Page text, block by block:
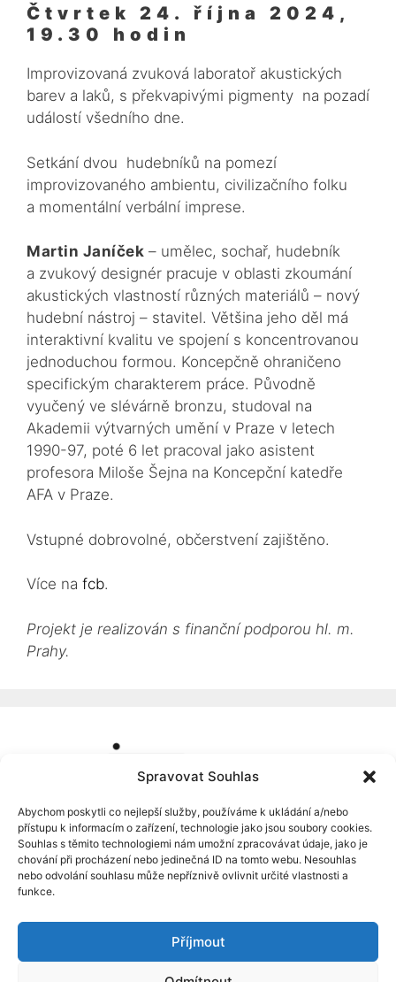
Spravovat Souhlas
Abychom poskytli co nejlepší služby, používáme k ukládání a/nebo
přístupu k informacím o zařízení, technologie jako jsou soubory cookies.
Souhlas s těmito technologiemi nám umožní zpracovávat údaje, jako je
chování při procházení nebo jedinečná ID na tomto webu. Nesouhlas
nebo odvolání souhlasu může nepříznivě ovlivnit určité vlastnosti a
funkce.
Příjmout
Čtvrtek 24. října 2024,
19.30 hodin
Improvizovaná zvuková laboratoř akustických
barev a laků, s překvapivými pigmenty na pozadí
událostí všedního dne.
Setkání dvou hudebníků na pomezí
improvizovaného ambientu, civilizačního folku
a momentální verbální imprese.
Martin Janíček – umělec, sochař, hudebník
a zvukový designér pracuje v oblasti zkoumání
akustických vlastností různých materiálů – nový
hudební nástroj – stavitel. Většina jeho děl má
interaktivní kvalitu ve spojení s koncentrovanou
jednoduchou formou. Koncepčně ohraničeno
specifickým charakterem práce. Původně
vyučený ve slévárně bronzu, studoval na
Akademii výtvarných umění v Praze v letech
1990-97, poté 6 let pracoval jako asistent
profesora Miloše Šejna na Koncepční katedře
AFA v Praze.
Vstupné dobrovolné, občerstvení zajištěno.
Více na fcb.
Projekt je realizován s finanční podporou hl. m.
Prahy.